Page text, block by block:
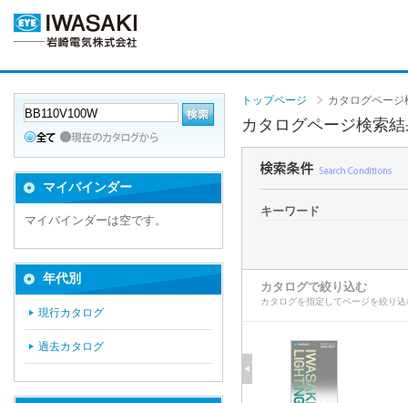
トップページ カタログページ
カタログページ検索
キーワード
カタログで絞り込む
カタログを指定してページを絞り
マイバインダー
マイバインダーは空です。
年代別
現行カタログ
過去カタログ